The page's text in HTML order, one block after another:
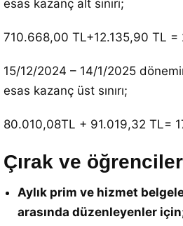
esas kazanç alt sınırı;
710.668,00 TL+12.135,90 TL
15/12/2024 – 14/1/2025
esas kazanç üst sınırı;
80.010,08TL + 91.019,32 TL=
Çırak ve
Aylık prim ve hizmet
arasında düzenleyenler